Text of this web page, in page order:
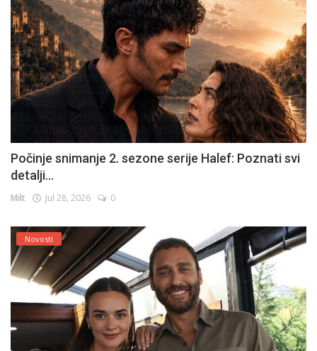
Počinje snimanje 2. sezone serije Halef: Poznati svi
detalji...
Milt Jul 28, 2026 0
Novosti